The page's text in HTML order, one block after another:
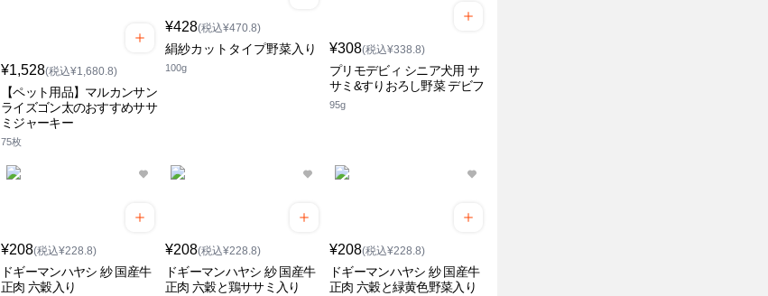
¥1,528(税込¥1,680.8)
【ペット用品】マルカンサン
ライズゴン太のおすすめササ
ミジャーキー
75枚
¥428(税込¥470.8)
絹紗カットタイプ野菜入り
100g
¥308(税込¥338.8)
プリモデビィ シニア犬用 サ
サミ&すりおろし野菜 デビフ
95g
¥208(税込¥228.8)
ドギーマンハヤシ 紗 国産牛
正肉 六穀入り
¥208(税込¥228.8)
ドギーマンハヤシ 紗 国産牛
正肉 六穀と鶏ササミ入り
¥208(税込¥228.8)
ドギーマンハヤシ 紗 国産牛
正肉 六穀と緑黄色野菜入り